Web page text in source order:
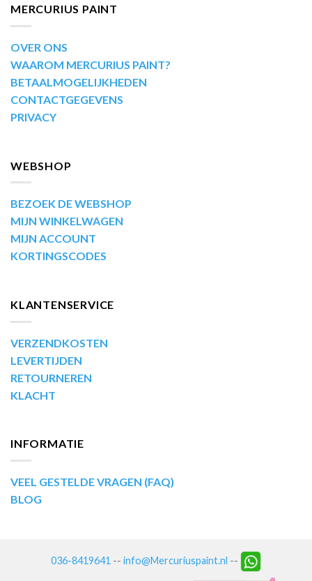
MERCURIUS PAINT
OVER ONS
WAAROM MERCURIUS PAINT?
BETAALMOGELIJKHEDEN
CONTACTGEGEVENS
PRIVACY
WEBSHOP
BEZOEK DE WEBSHOP
MIJN WINKELWAGEN
MIJN ACCOUNT
KORTINGSCODES
KLANTENSERVICE
VERZENDKOSTEN
LEVERTIJDEN
RETOURNEREN
KLACHT
INFORMATIE
VEEL GESTELDE VRAGEN (FAQ)
BLOG
036-8419641 -- info@Mercuriuspaint.nl --